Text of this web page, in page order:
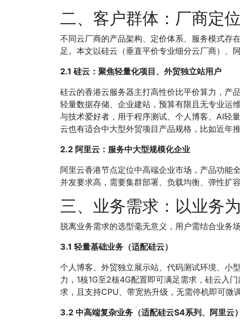
二、客户群体：厂商定
不同云厂商的产品架构、定价体系、服务模式存
足。本文以硅云（垂直平价专业细分云厂商）、
2.1 硅云：聚焦轻量化项目、外贸独立站用户
硅云的香港云服务器主打高性价比平价算力，产
轻量数据存储、企业建站，预算有限且无专业运
与技术爱好者，用于程序测试、个人博客、AI轻
云也有适合中大型外贸项目产品规格，比如近年
2.2 阿里云：服务中大型规模化企业
阿里云香港节点定位中高端企业市场，产品功能
并发要求高，需要集群部署、负载均衡、弹性扩
三、业务需求：以业务
脱离业务需求的选型毫无意义，用户需结合业务
3.1 轻量基础业务（适配硅云）
个人博客、外贸独立展示站、代码测试环境、小
力，1核1G至2核4G配置即可满足需求，硅云入
求，且支持CPU、带宽热升级，无需停机即可微调
3.2 中高端复杂业务（适配硅云S4系列、阿里云）